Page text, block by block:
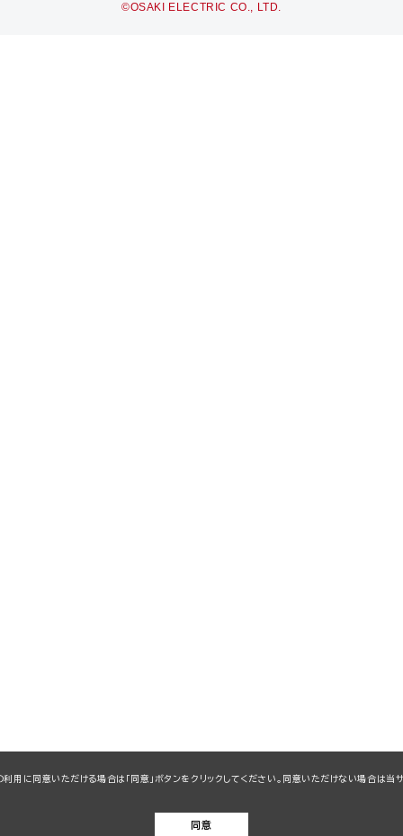
に同意いただける場合は「同意」ボタンをクリックしてください。同意いただけない場合は当
同意
©OSAKI ELECTRIC CO., LTD.